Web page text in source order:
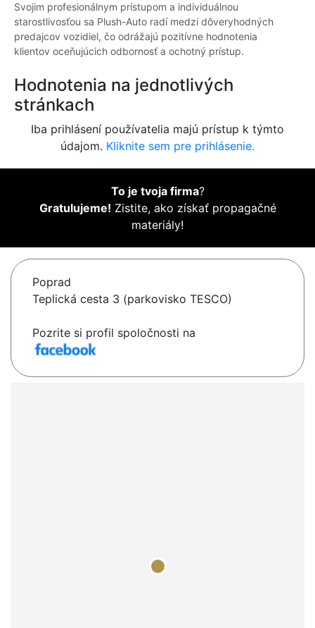
Svojim profesionálnym prístupom a individuálnou
starostlivosťou sa Plush-Auto radí medzi dôveryhodných
predajcov vozidiel, čo odrážajú pozitívne hodnotenia
klientov oceňujúcich odbornosť a ochotný prístup.
Hodnotenia na jednotlivých
stránkach
Iba prihlásení používatelia majú prístup k týmto
údajom. Kliknite sem pre prihlásenie.
To je tvoja firma?
Gratulujeme! Zistite, ako získať propagačné
materiály!
Poprad
Teplická cesta 3 (parkovisko TESCO)
Pozrite si profil spoločnosti na